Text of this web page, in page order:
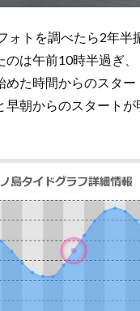
ォトを調べたら2年半
のは午前10時半過ぎ
めた時間からのスター
早朝からのスタート